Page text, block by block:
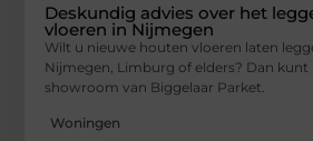
Deskundig advies over het
vloeren in Nijmegen
Wilt u nieuwe houten vloeren laten
Nijmegen, Limburg of elders? Dan
showroom van Biggelaar Parket.
Woningen